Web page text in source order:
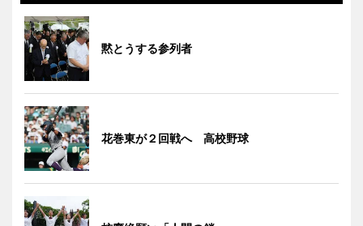
黙とうする参列者
花巻東が２回戦へ 高校野球